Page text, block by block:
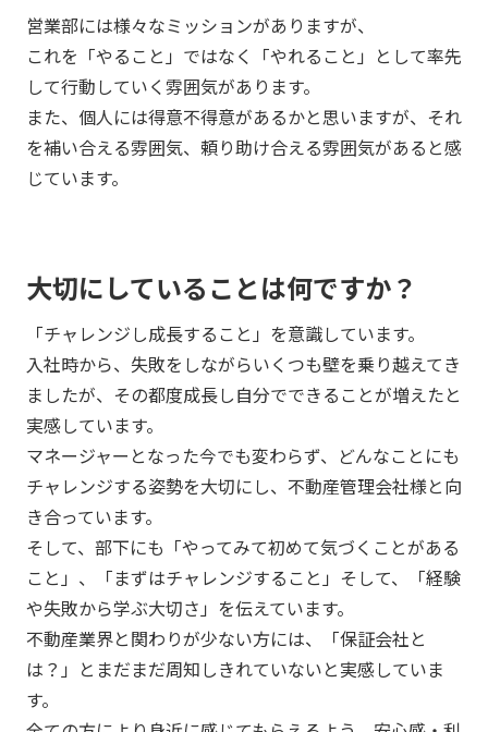
営業部には様々なミッションがありますが、
これを「やること」ではなく「やれること」として率先
して行動していく雰囲気があります。
また、個人には得意不得意があるかと思いますが、それ
を補い合える雰囲気、頼り助け合える雰囲気があると感
じています。
大切にしていることは何ですか？
「チャレンジし成長すること」を意識しています。
入社時から、失敗をしながらいくつも壁を乗り越えてき
ましたが、その都度成長し自分でできることが増えたと
実感しています。
マネージャーとなった今でも変わらず、どんなことにも
チャレンジする姿勢を大切にし、不動産管理会社様と向
き合っています。
そして、部下にも「やってみて初めて気づくことがある
こと」、「まずはチャレンジすること」そして、「経験
や失敗から学ぶ大切さ」を伝えています。
不動産業界と関わりが少ない方には、「保証会社と
は？」とまだまだ周知しきれていないと実感していま
す。